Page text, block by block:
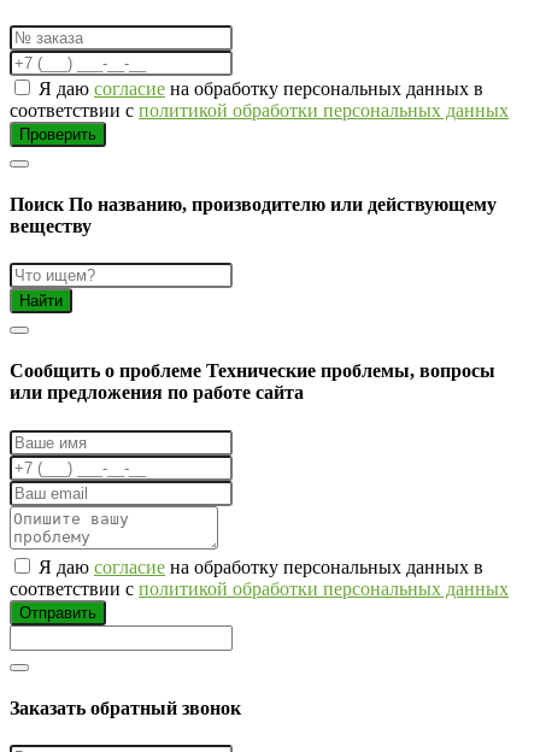
Я даю согласие на обработку персональных данных в
соответствии с политикой обработки персональных данных
Проверить
Поиск По названию, производителю или действующему
веществу
Найти
Cообщить о проблеме Технические проблемы, вопросы
или предложения по работе сайта
Я даю согласие на обработку персональных данных в
соответствии с политикой обработки персональных данных
Отправить
Заказать обратный звонок